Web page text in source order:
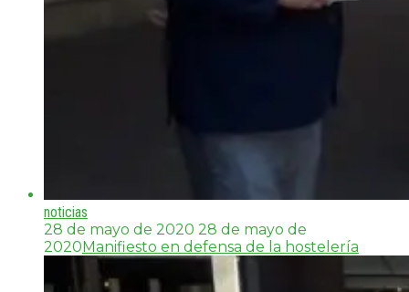
noticias
28 de mayo de 2020 28 de mayo de
2020 Manifiesto en defensa de la hostelería